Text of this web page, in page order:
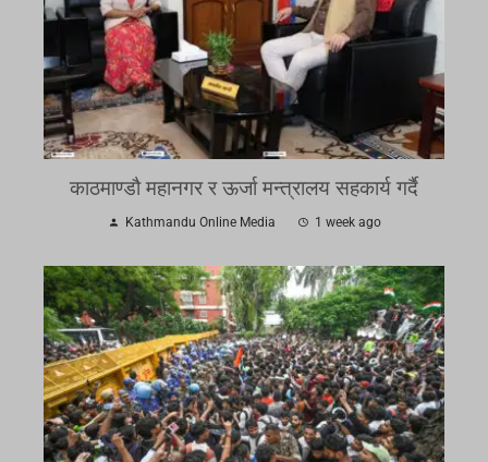
काठमाण्डौ महानगर र ऊर्जा मन्त्रालय सहकार्य गर्दै
Kathmandu Online Media 1 week ago